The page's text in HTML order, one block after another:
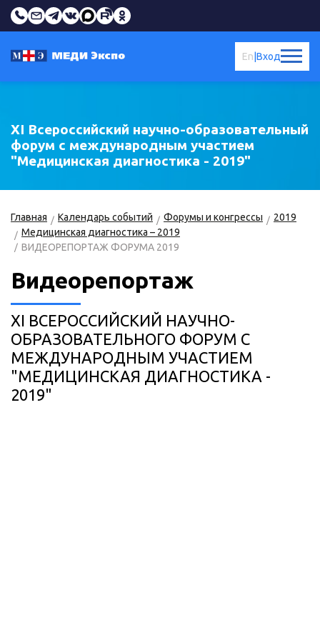
Вход
En
XI Всероссийский научно-образовательный
форум с международным участием
"Медицинская диагностика - 2019"
Главная Календарь событий Форумы и конгрессы
2019
Медицинская диагностика – 2019
ВИДЕОРЕПОРТАЖ ФОРУМА 2019
Видеорепортаж
XI ВСЕРОССИЙСКИЙ НАУЧНО-
ОБРАЗОВАТЕЛЬНОГО ФОРУМ С
МЕЖДУНАРОДНЫМ УЧАСТИЕМ
"МЕДИЦИНСКАЯ ДИАГНОСТИКА -
2019"